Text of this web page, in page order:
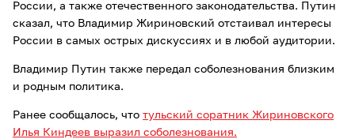
России, а также отечественного законодательства. Путин
сказал, что Владимир Жириновский отстаивал интересы
России в самых острых дискуссиях и в любой аудитории.
Владимир Путин также передал соболезнования близким
и родным политика.
Ранее сообщалось, что тульский соратник Жириновского
Илья Киндеев выразил соболезнования.